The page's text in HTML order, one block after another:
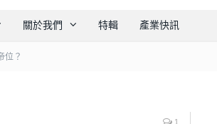
關於我們 特輯 產業快訊
位？
1